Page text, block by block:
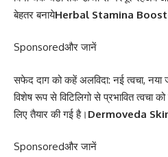
बेहतर बनायेHerbal Stamina
Sponsoredऔर जानें
सफेद दाग को कहें अलविदा: नई त्वचा, नया
विशेष रूप से विटिलिगो से प्रभावित त्वचा
लिए तैयार की गई है। Dermoveda
Sponsoredऔर जानें